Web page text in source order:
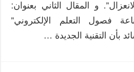
و المقال الثاني بعنوان:
فصول التعلم الإلكتروني”
بأن التقنية الجديدة …